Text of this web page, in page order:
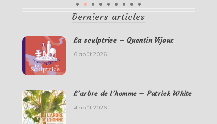
Derniers articles
La sculptrice – Quentin Vijoux
6 août 2026
L’arbre de l’homme – Patrick White
4 août 2026